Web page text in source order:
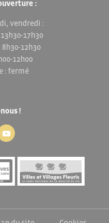
:
vendredi :
17h30
12h30
12h00
: fermé
!